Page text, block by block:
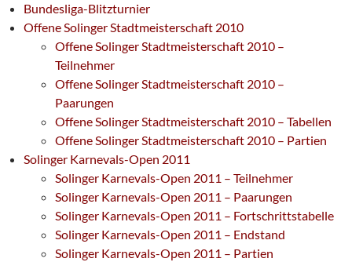
Bundesliga-Blitzturnier
Offene Solinger Stadtmeisterschaft 2010
Offene Solinger Stadtmeisterschaft 2010 –
Teilnehmer
Offene Solinger Stadtmeisterschaft 2010 –
Paarungen
Offene Solinger Stadtmeisterschaft 2010 – Tabellen
Offene Solinger Stadtmeisterschaft 2010 – Partien
Solinger Karnevals-Open 2011
Solinger Karnevals-Open 2011 – Teilnehmer
Solinger Karnevals-Open 2011 – Paarungen
Solinger Karnevals-Open 2011 – Fortschrittstabelle
Solinger Karnevals-Open 2011 – Endstand
Solinger Karnevals-Open 2011 – Partien